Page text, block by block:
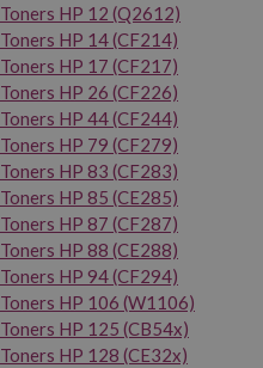
Toners HP 12 (Q2612)
Toners HP 14 (CF214)
Toners HP 17 (CF217)
Toners HP 26 (CF226)
Toners HP 44 (CF244)
Toners HP 79 (CF279)
Toners HP 83 (CF283)
Toners HP 85 (CE285)
Toners HP 87 (CF287)
Toners HP 88 (CE288)
Toners HP 94 (CF294)
Toners HP 106 (W1106)
Toners HP 125 (CB54x)
Toners HP 128 (CE32x)